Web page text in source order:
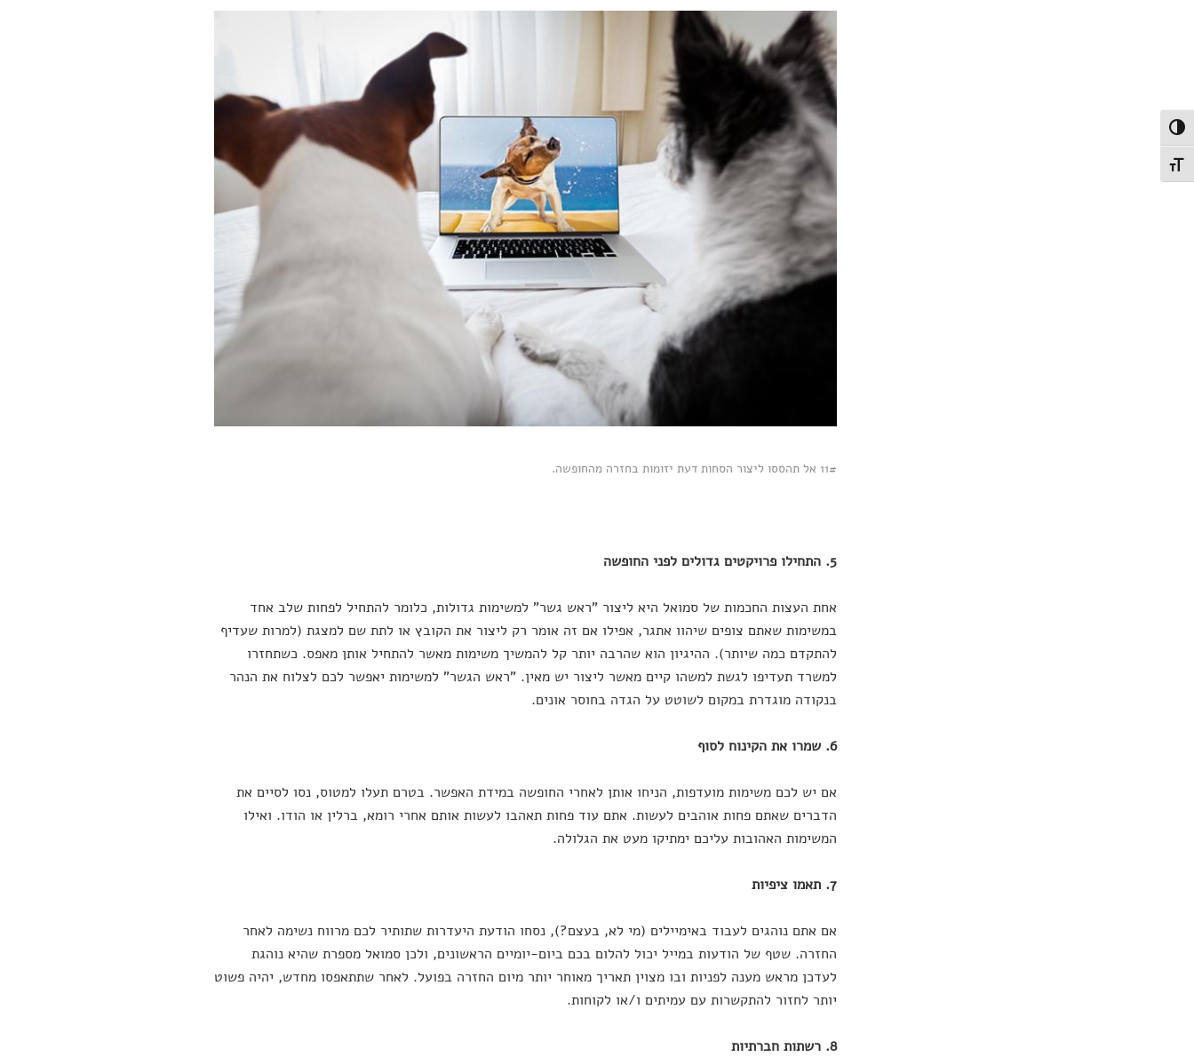
הפעל/כבה ניגודיות גבוהה
מתג גודל גופן
11# אל תהססו ליצור הסחות דעת יזומות בחזרה מהחופשה.
5. התחילו פרויקטים גדולים לפני החופשה
אחת העצות החכמות של סמואל היא ליצור "ראש גשר" למשימות גדולות, כלומר להתחיל לפחות שלב אחד
במשימות שאתם צופים שיהוו אתגר, אפילו אם זה אומר רק ליצור את הקובץ או לתת שם למצגת (למרות שעדיף
להתקדם כמה שיותר). ההיגיון הוא שהרבה יותר קל להמשיך משימות מאשר להתחיל אותן מאפס. כשתחזרו
למשרד תעדיפו לגשת למשהו קיים מאשר ליצור יש מאין. "ראש הגשר" למשימות יאפשר לכם לצלוח את הנהר
בנקודה מוגדרת במקום לשוטט על הגדה בחוסר אונים.
6. שמרו את הקינוח לסוף
אם יש לכם משימות מועדפות, הניחו אותן לאחרי החופשה במידת האפשר. בטרם תעלו למטוס, נסו לסיים את
הדברים שאתם פחות אוהבים לעשות. אתם עוד פחות תאהבו לעשות אותם אחרי רומא, ברלין או הודו. ואילו
המשימות האהובות עליכם ימתיקו מעט את הגלולה.
7. תאמו ציפיות
אם אתם נוהגים לעבוד באימיילים (מי לא, בעצם?), נסחו הודעת היעדרות שתותיר לכם מרווח נשימה לאחר
החזרה. שטף של הודעות במייל יכול להלום בכם ביום-יומיים הראשונים, ולכן סמואל מספרת שהיא נוהגת
לעדכן מראש מענה לפניות ובו מצוין תאריך מאוחר יותר מיום החזרה בפועל. לאחר שתתאפסו מחדש, יהיה פשוט
יותר לחזור להתקשרות עם עמיתים ו/או לקוחות.
8. רשתות חברתיות